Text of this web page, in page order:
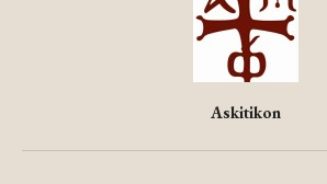
Askitikon